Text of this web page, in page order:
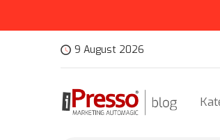
9 August 2026